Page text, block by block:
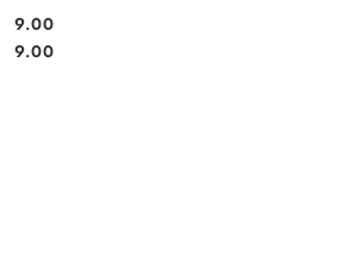
Cena:
9.00
Cena:
9.00